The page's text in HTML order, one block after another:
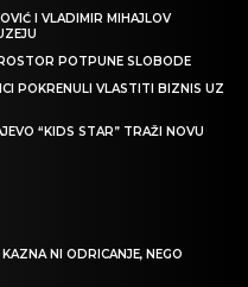
I VLADIMIR MIHAJLOV
POTPUNE SLOBODE
POKRENULI VLASTITI BIZNIS UZ
“KIDS STAR” TRAŽI NOVU
NI ODRICANJE, NEGO